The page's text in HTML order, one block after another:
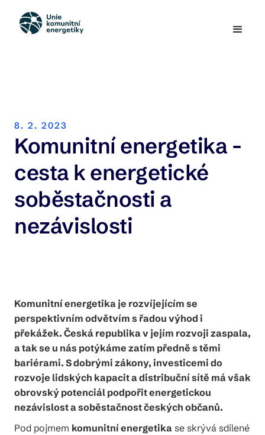
8. 2. 2023
Komunitní energetika -
cesta k energetické
soběstačnosti a
nezávislosti
Komunitní energetika je rozvíjejícím se
perspektivním odvětvím s řadou výhod i
překážek. Česká republika v jejím rozvoji zaspala,
a tak se u nás potýkáme zatím předně s těmi
bariérami. S dobrými zákony, investicemi do
rozvoje lidských kapacit a distribuční sítě má však
obrovský potenciál podpořit energetickou
nezávislost a soběstačnost českých občanů.
Pod pojmem komunitní energetika se skrývá sdílené